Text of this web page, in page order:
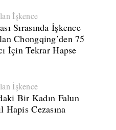
İşkence
Sırasında İşkence
Chongqing’den 75
İçin Tekrar Hapse
İşkence
Bir Kadın Falun
Hapis Cezasına